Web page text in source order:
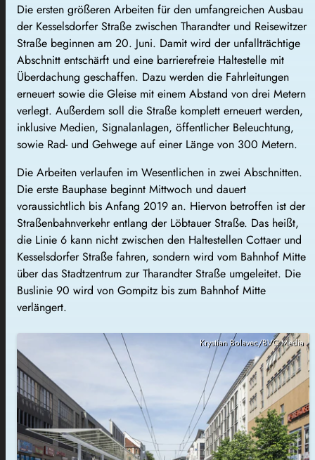
Die ersten größeren Arbeiten für den umfangreichen Ausbau
der Kesselsdorfer Straße zwischen Tharandter und Reisewitzer
Straße beginnen am 20. Juni. Damit wird der unfallträchtige
Abschnitt entschärft und eine barrierefreie Haltestelle mit
Überdachung geschaffen. Dazu werden die Fahrleitungen
erneuert sowie die Gleise mit einem Abstand von drei Metern
verlegt. Außerdem soll die Straße komplett erneuert werden,
inklusive Medien, Signalanlagen, öffentlicher Beleuchtung,
sowie Rad- und Gehwege auf einer Länge von 300 Metern.
Die Arbeiten verlaufen im Wesentlichen in zwei Abschnitten.
Die erste Bauphase beginnt Mittwoch und dauert
voraussichtlich bis Anfang 2019 an. Hiervon betroffen ist der
Straßenbahnverkehr entlang der Löbtauer Straße. Das heißt,
die Linie 6 kann nicht zwischen den Haltestellen Cottaer und
Kesselsdorfer Straße fahren, sondern wird vom Bahnhof Mitte
über das Stadtzentrum zur Tharandter Straße umgeleitet. Die
Buslinie 90 wird von Gompitz bis zum Bahnhof Mitte
verlängert.
Krystian Bolavec/BVC Media